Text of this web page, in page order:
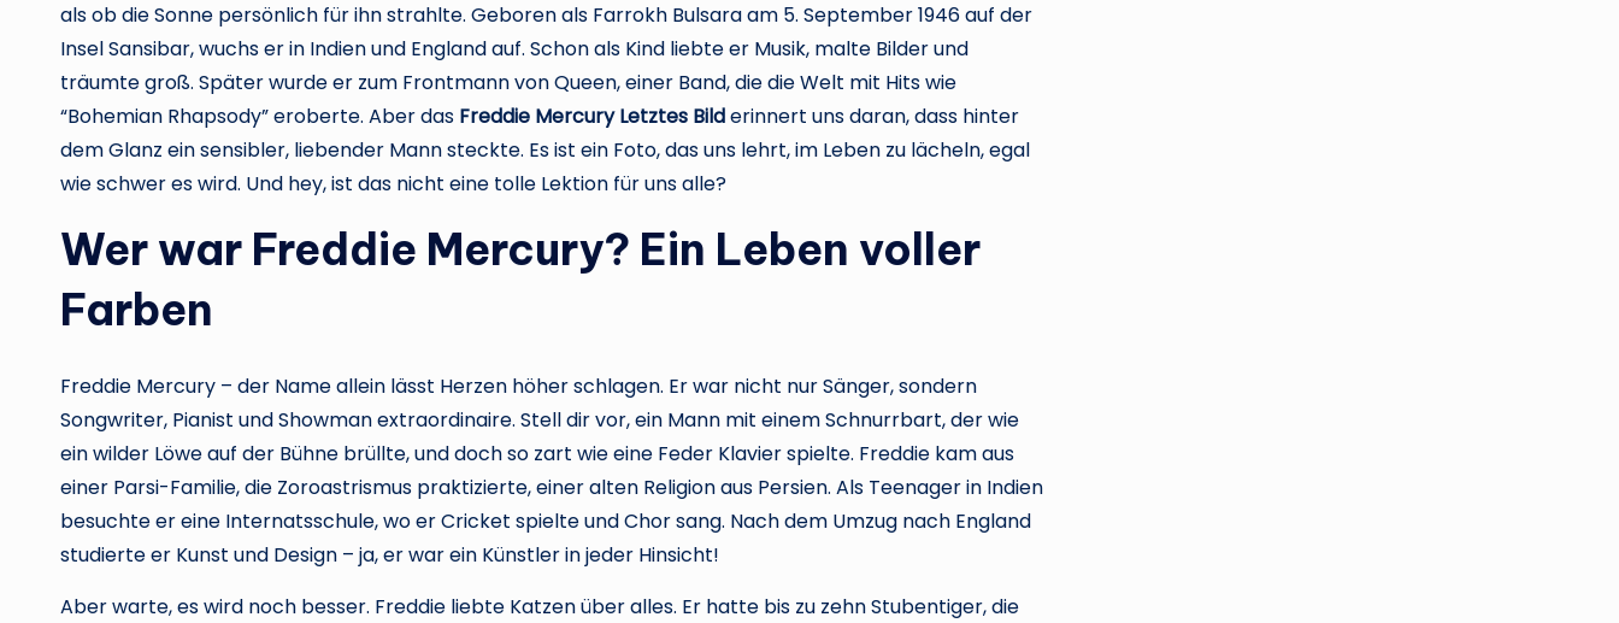
als ob die Sonne persönlich für ihn strahlte. Geboren als Farrokh Bulsara am 5. September 1946 auf der
Insel Sansibar, wuchs er in Indien und England auf. Schon als Kind liebte er Musik, malte Bilder und
träumte groß. Später wurde er zum Frontmann von Queen, einer Band, die die Welt mit Hits wie
“Bohemian Rhapsody” eroberte. Aber das Freddie Mercury Letztes Bilderinnert uns daran, dass hinter
dem Glanz ein sensibler, liebender Mann steckte. Es ist ein Foto, das uns lehrt, im Leben zu lächeln, egal
wie schwer es wird. Und hey, ist das nicht eine tolle Lektion für uns alle?
Wer war Freddie Mercury? Ein Leben voller
Farben
Freddie Mercury – der Name allein lässt Herzen höher schlagen. Er war nicht nur Sänger, sondern
Songwriter, Pianist und Showman extraordinaire. Stell dir vor, ein Mann mit einem Schnurrbart, der wie
ein wilder Löwe auf der Bühne brüllte, und doch so zart wie eine Feder Klavier spielte. Freddie kam aus
einer Parsi-Familie, die Zoroastrismus praktizierte, einer alten Religion aus Persien. Als Teenager in Indien
besuchte er eine Internatsschule, wo er Cricket spielte und Chor sang. Nach dem Umzug nach England
studierte er Kunst und Design – ja, er war ein Künstler in jeder Hinsicht!
Aber warte, es wird noch besser. Freddie liebte Katzen über alles. Er hatte bis zu zehn Stubentiger, die